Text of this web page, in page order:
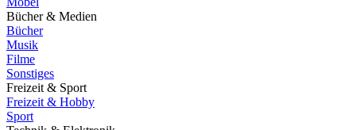
Bücher & Medien
Bücher
Musik
Filme
Sonstiges
Freizeit & Sport
Freizeit & Hobby
Sport